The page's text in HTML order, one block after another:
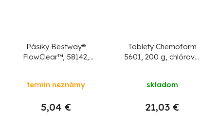
Pásiky Bestway®
FlowClear™, 58142,
termín neznámy
5,04 €
Tablety Chemoform
5601, 200 g, chlórové,
skladom
21,03 €